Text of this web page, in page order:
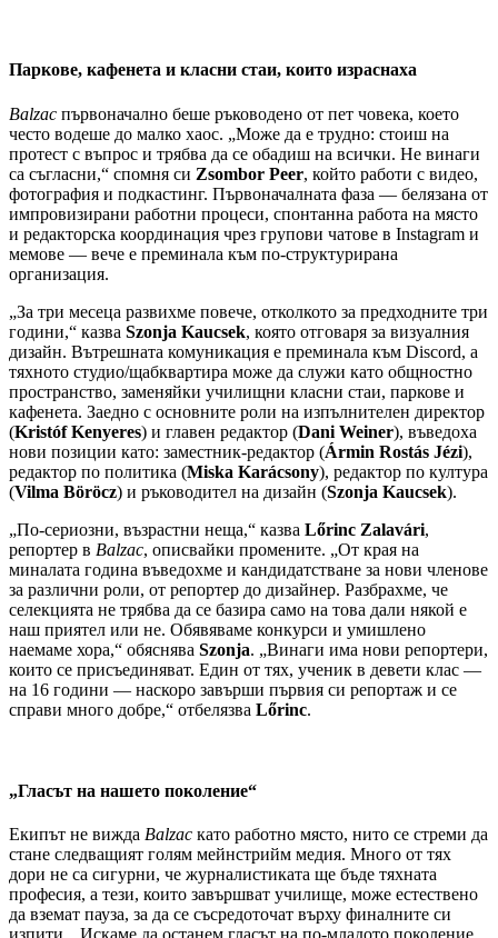
Паркове, кафенета и класни стаи, които израснаха
Balzac първоначално беше ръководено от пет човека, което
често водеше до малко хаос. „Може да е трудно: стоиш на
протест с въпрос и трябва да се обадиш на всички. Не винаги
са съгласни,“ спомня си Zsombor Peer, който работи с видео,
фотография и подкастинг. Първоначалната фаза — белязана от
импровизирани работни процеси, спонтанна работа на място
и редакторска координация чрез групови чатове в Instagram и
мемове — вече е преминала към по-структурирана
организация.
„За три месеца развихме повече, отколкото за предходните три
години,“ казва Szonja Kaucsek, която отговаря за визуалния
дизайн. Вътрешната комуникация е преминала към Discord, а
тяхното студио/щабквартира може да служи като общностно
пространство, заменяйки училищни класни стаи, паркове и
кафенета. Заедно с основните роли на изпълнителен директор
(Kristóf Kenyeres) и главен редактор (Dani Weiner), въведоха
нови позиции като: заместник-редактор (Ármin Rostás Jézi),
редактор по политика (Miska Karácsony), редактор по култура
(Vilma Böröcz) и ръководител на дизайн (Szonja Kaucsek).
„По-сериозни, възрастни неща,“ казва Lőrinc Zalavári,
репортер в Balzac, описвайки промените. „От края на
миналата година въведохме и кандидатстване за нови членове
за различни роли, от репортер до дизайнер. Разбрахме, че
селекцията не трябва да се базира само на това дали някой е
наш приятел или не. Обявяваме конкурси и умишлено
наемаме хора,“ обяснява Szonja. „Винаги има нови репортери,
които се присъединяват. Един от тях, ученик в девети клас —
на 16 години — наскоро завърши първия си репортаж и се
справи много добре,“ отбелязва Lőrinc.
„Гласът на нашето поколение“
Екипът не вижда Balzac като работно място, нито се стреми да
стане следващият голям мейнстрийм медия. Много от тях
дори не са сигурни, че журналистиката ще бъде тяхната
професия, а тези, които завършват училище, може естествено
да вземат пауза, за да се съсредоточат върху финалните си